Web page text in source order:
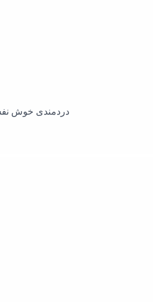
دردمندی خوش